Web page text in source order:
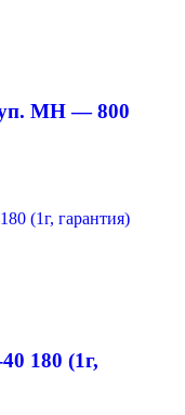
МН — 800
180 (1г,